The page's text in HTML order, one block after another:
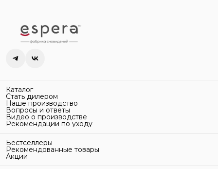
Каталог
Стать дилером
Наше производство
Вопросы и ответы
Видео о производстве
Рекомендации по уходу
Бестселлеры
Рекомендованные товары
Акции